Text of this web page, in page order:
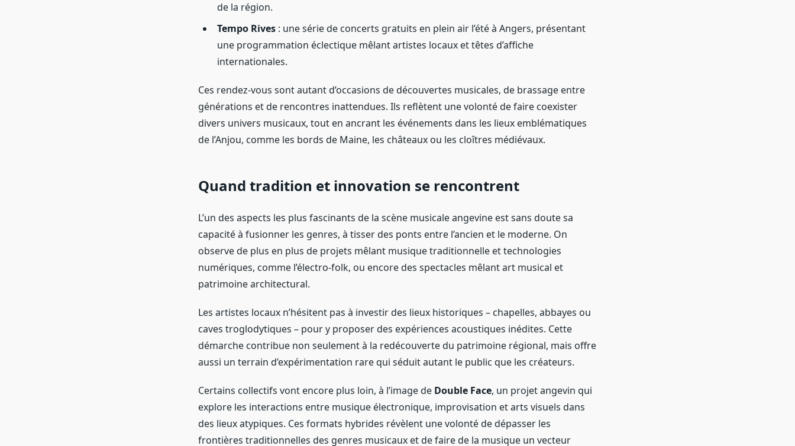
de la région.
Tempo Rives: une série de concerts gratuits en plein air l’été à Angers, présentant
une programmation éclectique mêlant artistes locaux et têtes d’affiche
internationales.
Ces rendez-vous sont autant d’occasions de découvertes musicales, de brassage entre
générations et de rencontres inattendues. Ils reflètent une volonté de faire coexister
divers univers musicaux, tout en ancrant les événements dans les lieux emblématiques
de l’Anjou, comme les bords de Maine, les châteaux ou les cloîtres médiévaux.
Quand tradition et innovation se rencontrent
L’un des aspects les plus fascinants de la scène musicale angevine est sans doute sa
capacité à fusionner les genres, à tisser des ponts entre l’ancien et le moderne. On
observe de plus en plus de projets mêlant musique traditionnelle et technologies
numériques, comme l’électro-folk, ou encore des spectacles mêlant art musical et
patrimoine architectural.
Les artistes locaux n’hésitent pas à investir des lieux historiques – chapelles, abbayes ou
caves troglodytiques – pour y proposer des expériences acoustiques inédites. Cette
démarche contribue non seulement à la redécouverte du patrimoine régional, mais offre
aussi un terrain d’expérimentation rare qui séduit autant le public que les créateurs.
Certains collectifs vont encore plus loin, à l’image de Double Face, un projet angevin qui
explore les interactions entre musique électronique, improvisation et arts visuels dans
des lieux atypiques. Ces formats hybrides révèlent une volonté de dépasser les
frontières traditionnelles des genres musicaux et de faire de la musique un vecteur